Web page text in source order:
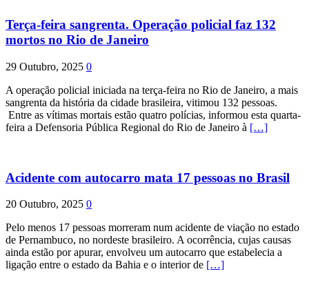
Terça-feira sangrenta. Operação policial faz 132
mortos no Rio de Janeiro
29 Outubro, 2025 0
A operação policial iniciada na terça-feira no Rio de Janeiro, a mais
sangrenta da história da cidade brasileira, vitimou 132 pessoas.
Entre as vítimas mortais estão quatro polícias, informou esta quarta-
feira a Defensoria Pública Regional do Rio de Janeiro à […]
Acidente com autocarro mata 17 pessoas no Brasil
20 Outubro, 2025 0
Pelo menos 17 pessoas morreram num acidente de viação no estado
de Pernambuco, no nordeste brasileiro. A ocorrência, cujas causas
ainda estão por apurar, envolveu um autocarro que estabelecia a
ligação entre o estado da Bahia e o interior de […]